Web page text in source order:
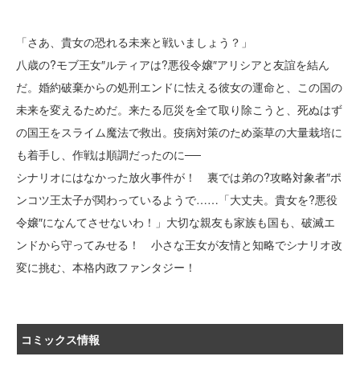
「さあ、貴女の恐れる未来と戦いましょう？」
八歳の?モブ王女″ルティアは?悪役令嬢″アリシアと友誼を結ん
だ。婚約破棄からの処刑エンドに怯える彼女の運命と、この国の
未来を変えるためだ。来たる厄災を全て取り除こうと、死ぬはず
の国王をスライム魔法で救出。疫病対策のため薬草の大量栽培に
も着手し、作戦は順調だったのに──
シナリオにはなかった放火事件が！ 裏では弟の?攻略対象者″ポ
ンコツ王太子が関わっているようで……「大丈夫。貴女を?悪役
令嬢″になんてさせないわ！」大切な親友も家族も国も、破滅エ
ンドから守ってみせる！ 小さな王女が友情と知略でシナリオ改
変に挑む、本格内政ファンタジー！
コミックス情報